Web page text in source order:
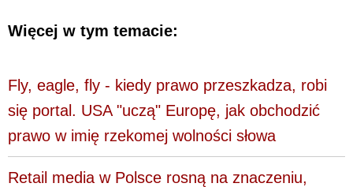
Więcej w tym temacie:
Fly, eagle, fly - kiedy prawo przeszkadza, robi
się portal. USA "uczą" Europę, jak obchodzić
prawo w imię rzekomej wolności słowa
Retail media w Polsce rosną na znaczeniu,